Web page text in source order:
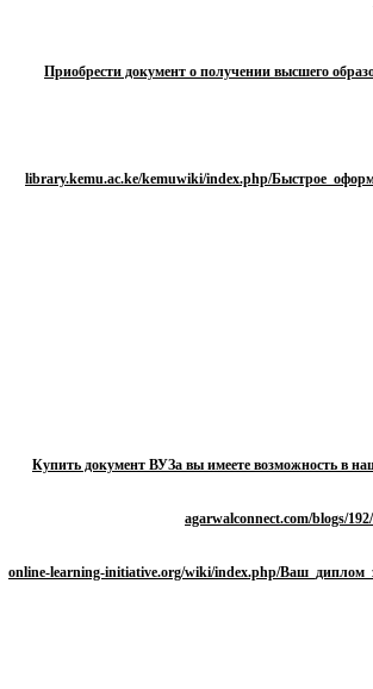
Приобрести документ о получении высшего
Купить документ ВУЗа вы имеете возможность в